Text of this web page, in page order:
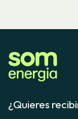
¿Quieres